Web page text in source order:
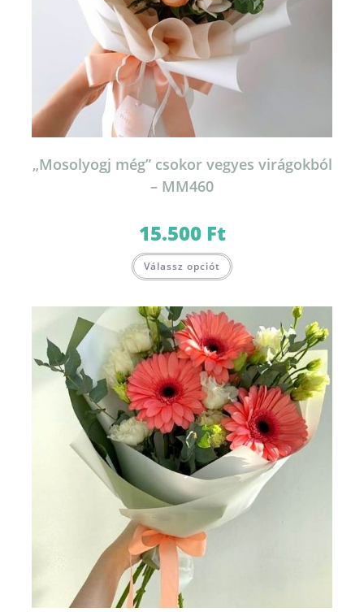
„Mosolyogj még” csokor vegyes virágokból
– MM460
15.500 Ft
Válassz opciót